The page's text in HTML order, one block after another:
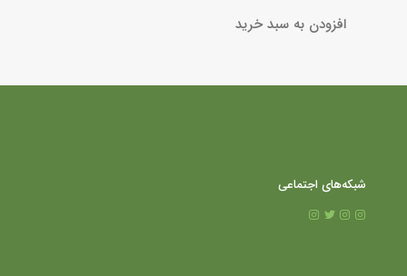
افزودن به سبد خرید
شبکه‌های اجتماعی